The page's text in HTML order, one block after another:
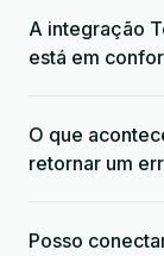
A integração
está em
O que
retornar um
Posso